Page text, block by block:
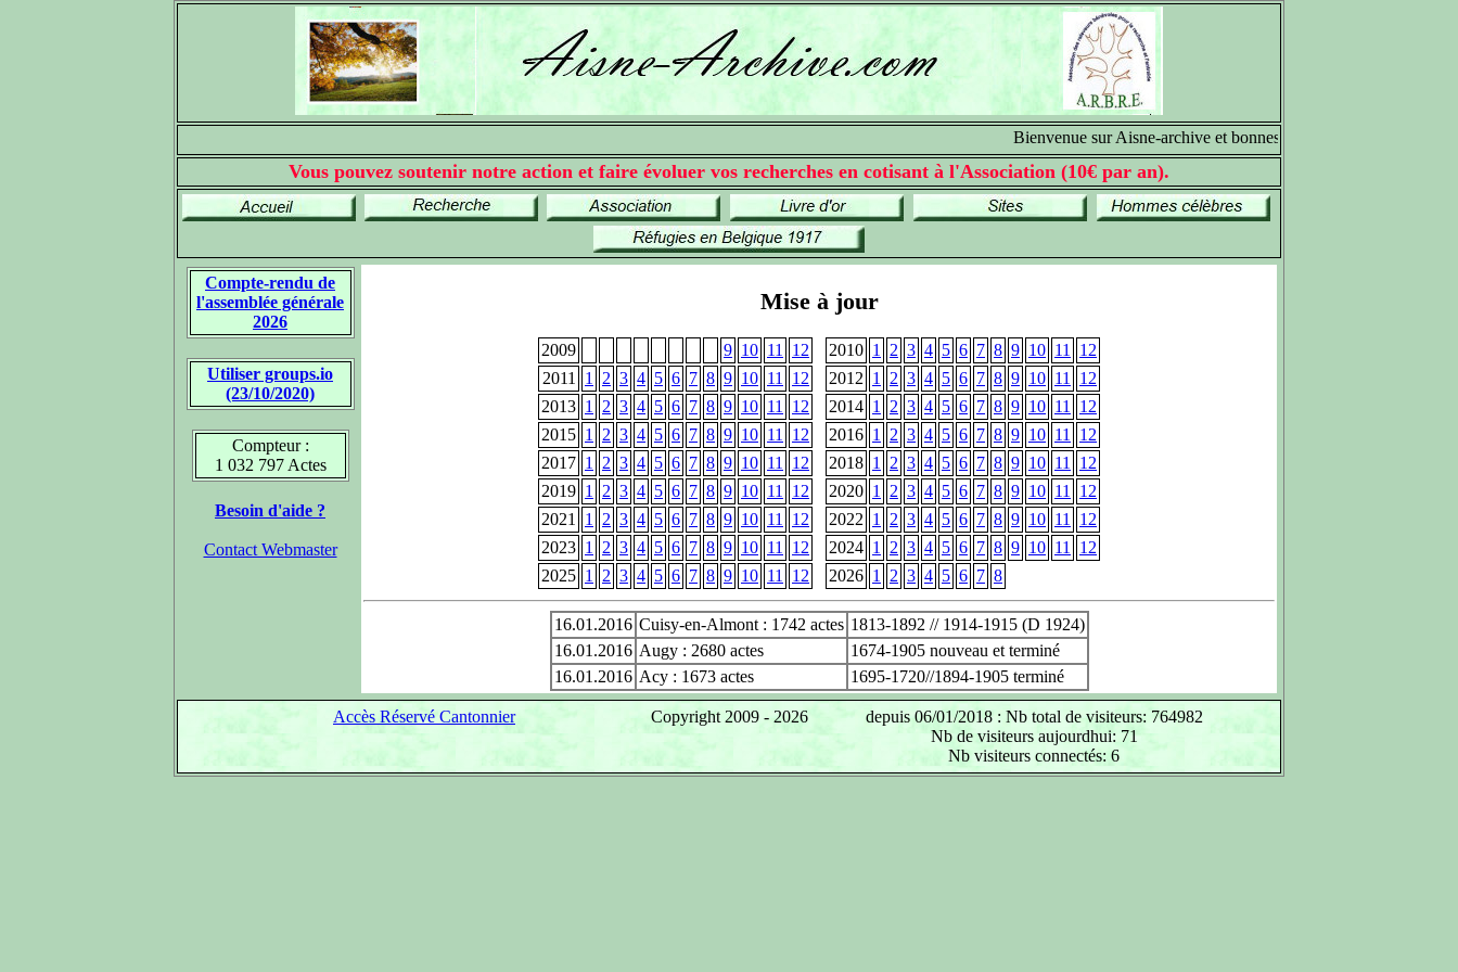
Bienvenue sur Aisne-archive et bonnes recherches généalogiques
Vous pouvez soutenir notre action et faire évoluer vos recherches en cotisant à l'Association (10€ par an).
Compte-rendu de
l'assemblée générale
2026
Utiliser groups.io
(23/10/2020)
Compteur :
1 032 797 Actes
Besoin d'aide ?
Contact Webmaster
Mise à jour
2009 9 10 11 12 2010 1 2 3 4 5 6 7 8 9 10 11
12
2011
1 2 3 4 5 6 7 8 9 10 11 12 2012 1 2 3 4 5 6 7 8 9 10 11
12
2013 1 2 3 4 5 6 7 8 9 10 11 12 2014 1 2 3 4 5 6 7 8 9 10 11
12
2015 1 2 3 4 5 6 7 8 9 10 11 12 2016 1 2 3 4 5 6 7 8 9 10 11
12
2017 1 2 3 4 5 6 7 8 9 10 11 12 2018 1 2 3 4 5 6 7 8 9 10 11
12
2019 1 2 3 4 5 6 7 8 9 10 11 12 2020 1 2 3 4 5 6 7 8 9 10 11
12
2021
1 2 3 4 5 6 7 8 9 10 11 12 2022 1 2 3 4 5 6 7 8 9 10 11
12
2023 1 2 3 4 5 6 7 8 9 10 11 12 2024 1 2 3 4 5 6 7 8 9 10 11
12
2025 1 2 3 4 5 6 7 8 9 10 11 12 2026 1 2 3 4 5 6 7 8
16.01.2016 Cuisy-en-Almont : 1742 actes 1813-1892 // 1914-1915 (D 1924)
16.01.2016 Augy : 2680 actes
1674-1905 nouveau et terminé
16.01.2016 Acy : 1673 actes 1695-1720//1894-1905 terminé
Accès Réservé Cantonnier Copyright 2009 - 2026
depuis 06/01/2018 : Nb total de visiteurs: 764982
Nb de visiteurs aujourdhui: 71
Nb visiteurs connectés: 6